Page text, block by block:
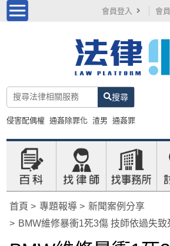
會員登入 會
搜尋
侵害配偶權 通姦除罪化 渣男 通姦罪
首頁 專題報導
新聞案例分享
BMW維修暴衝1死3傷 技師依過失致